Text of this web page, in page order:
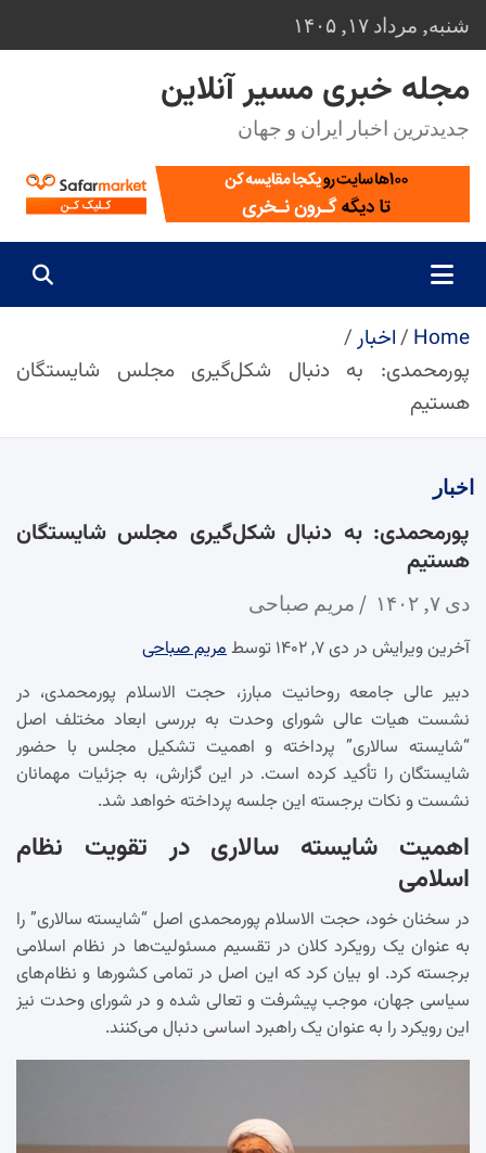
Skip
to
content
شنبه, مرداد ۱۷, ۱۴۰۵
مجله خبری مسیر آنلاین
جدیدترین اخبار ایران و جهان
Home
اخبار
پورمحمدی: به دنبال شکل‌گیری مجلس شایستگان
هستیم
اخبار
پورمحمدی: به دنبال شکل‌گیری مجلس شایستگان
هستیم
دی ۷, ۱۴۰۲ مریم صباحی
آخرین ویرایش در دی ۷, ۱۴۰۲ توسط
مریم صباحی
دبیر عالی جامعه روحانیت مبارز، حجت الاسلام پورمحمدی، در
نشست هیات عالی شورای وحدت به بررسی ابعاد مختلف اصل
“شایسته سالاری” پرداخته و اهمیت تشکیل مجلس با حضور
شایستگان را تأکید کرده است. در این گزارش، به جزئیات مهمانان
نشست و نکات برجسته این جلسه پرداخته خواهد شد.
اهمیت شایسته سالاری در تقویت نظام
اسلامی
در سخنان خود، حجت الاسلام پورمحمدی اصل “شایسته سالاری” را
به عنوان یک رویکرد کلان در تقسیم مسئولیت‌ها در نظام اسلامی
برجسته کرد. او بیان کرد که این اصل در تمامی کشورها و نظام‌های
سیاسی جهان، موجب پیشرفت و تعالی شده و در شورای وحدت نیز
این رویکرد را به عنوان یک راهبرد اساسی دنبال می‌کنند.